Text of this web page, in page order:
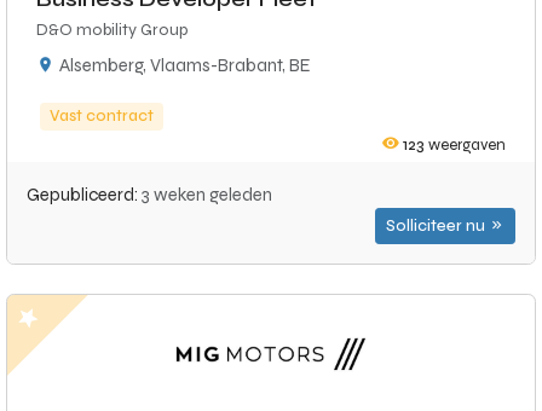
D&O mobility Group
Alsemberg, Vlaams-Brabant, BE
Vast contract
123 weergaven
Gepubliceerd: 3 weken geleden
Solliciteer nu